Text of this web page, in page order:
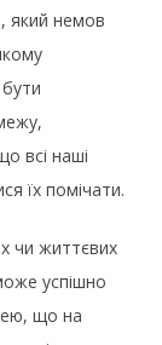
який немов
всі наші
їх помічати.
чи життєвих
успішно
що на